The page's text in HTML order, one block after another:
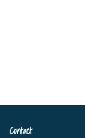
Contact